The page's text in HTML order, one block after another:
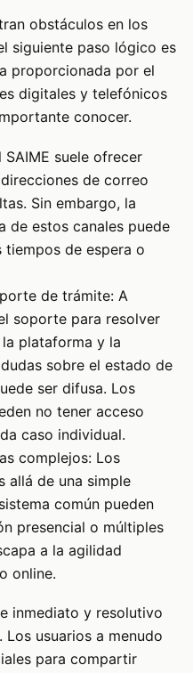
obstáculos en los
siguiente paso lógico es
proporcionada por el
digitales y telefónicos
conocer.
SAIME suele ofrecer
de correo
Sin embargo, la
de estos canales puede
de espera o
de trámite: A
soporte para resolver
plataforma y la
sobre el estado de
ser difusa. Los
no tener acceso
caso individual.
complejos: Los
allá de una simple
común pueden
presencial o múltiples
a la agilidad
online.
inmediato y resolutivo
usuarios a menudo
para compartir